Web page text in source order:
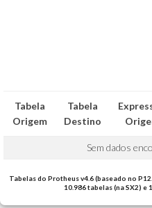
Tabela
Origem
Tabela
Destino
Sem dados
Tabelas do Protheus v4.6 (baseado no
10.986 tabelas (na SX2) e